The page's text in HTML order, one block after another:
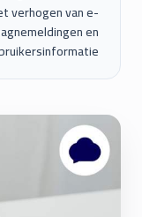
verhogen van e-
en